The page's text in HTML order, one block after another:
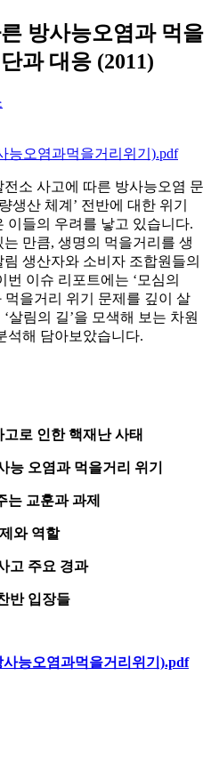
방사능오염과 먹을
과 대응 (2011)
능오염과먹을거리위기).pdf
소 사고에 따른 방사능오염 문
생산 체계’ 전반에 대한 위기
이들의 우려를 낳고 있습니다.
만큼, 생명의 먹을거리를 생
생산자와 소비자 조합원들의
이슈 리포트에는 ‘모심의
먹을거리 위기 문제를 깊이 살
살림의 길’을 모색해 보는 차원
석해 담아보았습니다.
로 인한 핵재난 사태
오염과 먹을거리 위기
교훈과 과제
와 역할
고 주요 경과
반 입장들
능오염과먹을거리위기).pdf